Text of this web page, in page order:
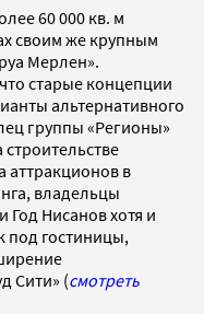
60 000 кв. м
своим же крупным
Мерлен».
старые концепции
альтернативного
группы «Регионы»
аттракционов в
владельцы
Нисанов хотя и
под гостиницы,
Сити» (смотреть